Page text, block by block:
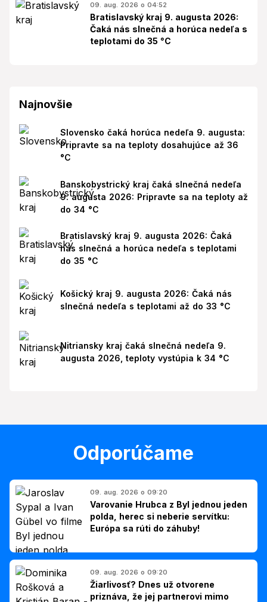
09. aug. 2026 o 04:52
Bratislavský kraj 9. augusta 2026:
Čaká nás slnečná a horúca nedeľa s
teplotami do 35 °C
Najnovšie
Slovensko čaká horúca nedeľa 9. augusta:
Pripravte sa na teploty dosahujúce až 36
°C
Banskobystrický kraj čaká slnečná nedeľa
9. augusta 2026: Pripravte sa na teploty až
do 34 °C
Bratislavský kraj 9. augusta 2026: Čaká
nás slnečná a horúca nedeľa s teplotami
do 35 °C
Košický kraj 9. augusta 2026: Čaká nás
slnečná nedeľa s teplotami až do 33 °C
Nitriansky kraj čaká slnečná nedeľa 9.
augusta 2026, teploty vystúpia k 34 °C
Odporúčame
09. aug. 2026 o 09:20
Varovanie Hrubca z Byl jednou jeden
polda, herec si neberie servítku:
Európa sa rúti do záhuby!
09. aug. 2026 o 09:20
Žiarlivosť? Dnes už otvorene
priznáva, že jej partnerovi mimo